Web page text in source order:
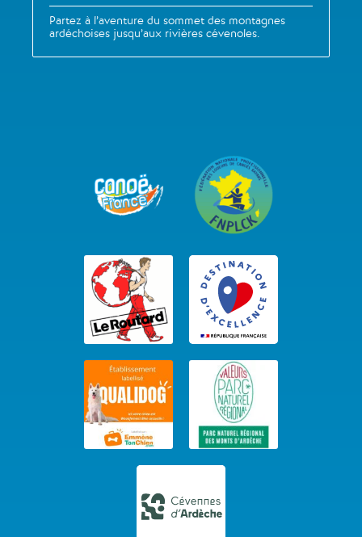
Partez à l’aventure du sommet des montagnes
ardéchoises jusqu’aux rivières cévenoles.